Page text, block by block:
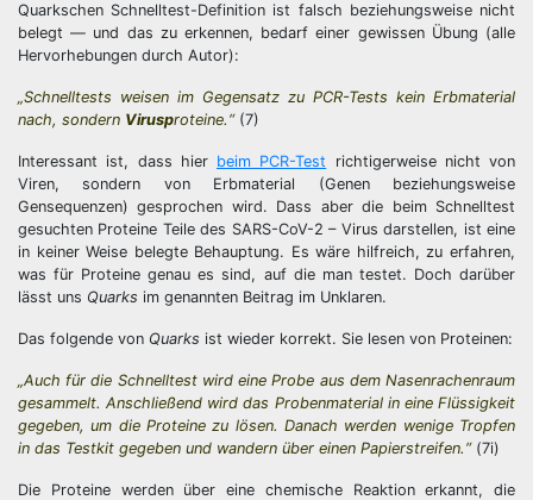
Quarkschen Schnelltest-Definition ist falsch beziehungsweise nicht
belegt — und das zu erkennen, bedarf einer gewissen Übung (alle
Hervorhebungen durch Autor):
„Schnelltests weisen im Gegensatz zu PCR-Tests kein Erbmaterial
nach, sondern Virusproteine.“(7)
Interessant ist, dass hier beim PCR-Test richtigerweise nicht von
Viren, sondern von Erbmaterial (Genen beziehungsweise
Gensequenzen) gesprochen wird. Dass aber die beim Schnelltest
gesuchten Proteine Teile des SARS-CoV-2 – Virus darstellen, ist eine
in keiner Weise belegte Behauptung. Es wäre hilfreich, zu erfahren,
was für Proteine genau es sind, auf die man testet. Doch darüber
lässt uns Quarks im genannten Beitrag im Unklaren.
Das folgende von Quarks ist wieder korrekt. Sie lesen von Proteinen:
„Auch für die Schnelltest wird eine Probe aus dem Nasenrachenraum
gesammelt. Anschließend wird das Probenmaterial in eine Flüssigkeit
gegeben, um die Proteine zu lösen. Danach werden wenige Tropfen
in das Testkit gegeben und wandern über einen Papierstreifen.“(7i)
Die Proteine werden über eine chemische Reaktion erkannt, die